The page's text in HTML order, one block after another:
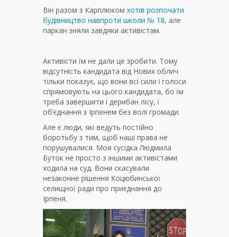
Він разом з Карплюком хотів розпочати
будівництво навпроти школи № 18, але
паркан зняли завдяки активістам.
Активісти їм не дали це зробити. Тому
відсутність кандидата від Нових облич
тільки показує, що вони всі сили і голоси
спрямовують на цього кандидата, бо їм
треба завершити і дерибан лісу, і
об’єднання з Ірпенем без волі громади.
Але є люди, які ведуть постійно
боротьбу з тим, щоб наші права не
порушувалися. Моя сусідка Людмила
Буток не просто з іншими активістами
ходила на суд. Вони скасували
незаконне рішення Коцюбинської
селищної ради про приєднання до
Ірпеня.